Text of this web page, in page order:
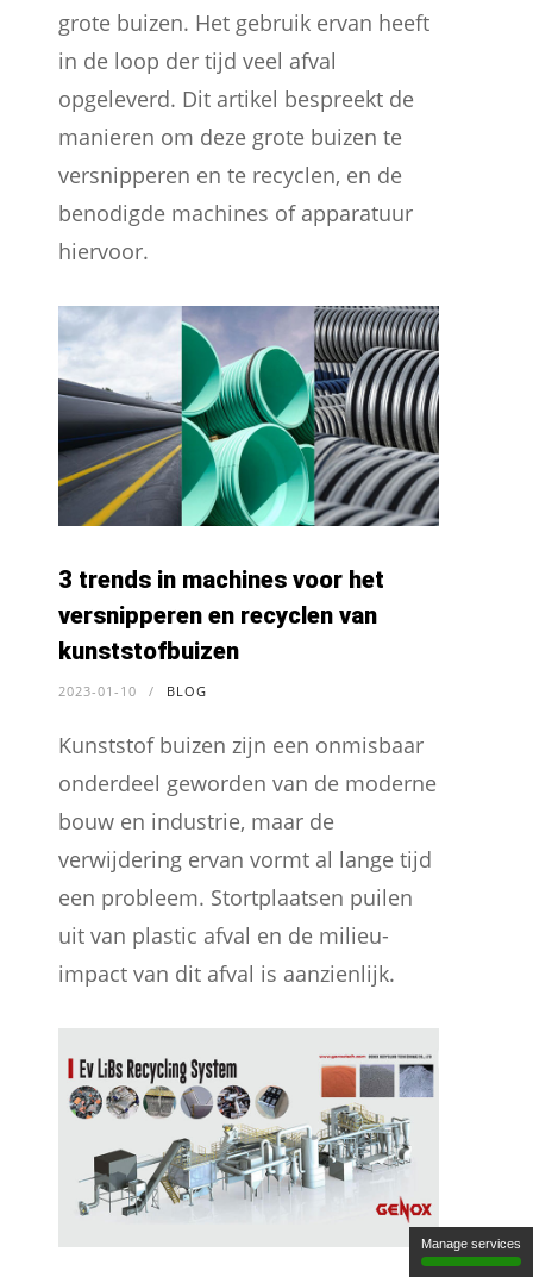
grote buizen. Het gebruik ervan heeft
in de loop der tijd veel afval
opgeleverd. Dit artikel bespreekt de
manieren om deze grote buizen te
versnipperen en te recyclen, en de
benodigde machines of apparatuur
hiervoor.
3 trends in machines voor het
versnipperen en recyclen van
kunststofbuizen
2023-01-10 / BLOG
Kunststof buizen zijn een onmisbaar
onderdeel geworden van de moderne
bouw en industrie, maar de
verwijdering ervan vormt al lange tijd
een probleem. Stortplaatsen puilen
uit van plastic afval en de milieu-
impact van dit afval is aanzienlijk.
Manage services